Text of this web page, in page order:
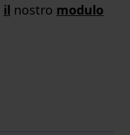
il nostro modulo